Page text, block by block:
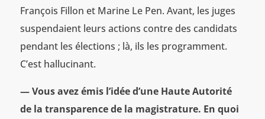
François Fillon et Marine Le Pen. Avant, les juges
suspendaient leurs actions contre des candidats
pendant les élections ; là, ils les programment.
C’est hallucinant.
— Vous avez émis l’idée d’une Haute Autorité
de la transparence de la magistrature. En quoi